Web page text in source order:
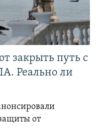
закрыть путь с
Реально ли
от